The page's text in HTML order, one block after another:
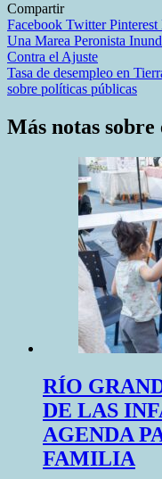
Compartir
Facebook TwitterPinterest
Navegación
de
entradas
Una Marea Peronista
Contra el Ajuste
Tasa de desempleo en
sobre políticas públicas
Más notas sobre
RÍO
DE LAS
AGENDA
FAMILIA